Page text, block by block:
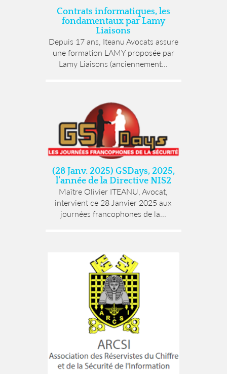
Contrats informatiques, les
fondamentaux par Lamy
Liaisons
Depuis 17 ans, Iteanu Avocats assure
une formation LAMY proposée par
Lamy Liaisons (anciennement...
(28 Janv. 2025) GSDays, 2025,
l’année de la Directive NIS2
Maître Olivier ITEANU, Avocat,
intervient ce 28 Janvier 2025 aux
journées francophones de la...